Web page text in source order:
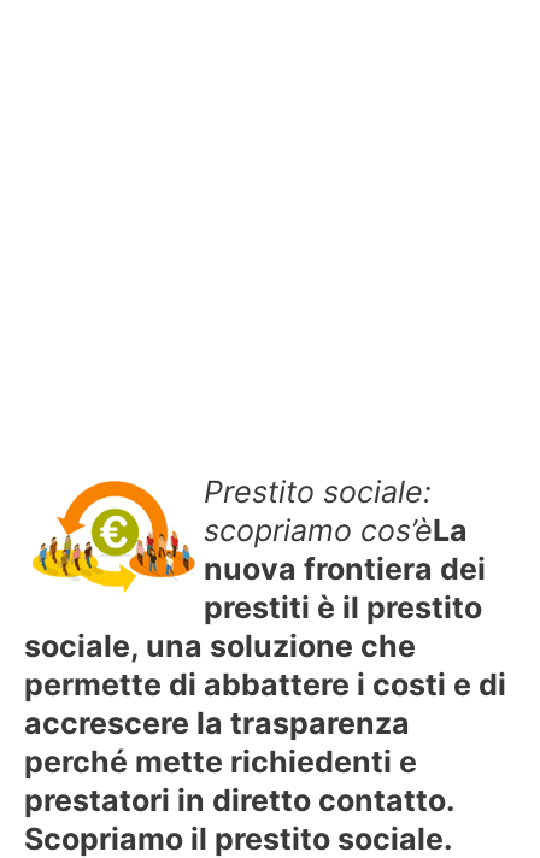
Prestito sociale:
scopriamo cos’èLa
nuova frontiera dei
prestiti è il prestito
sociale, una soluzione che
permette di abbattere i costi e di
accrescere la trasparenza
perché mette richiedenti e
prestatori in diretto contatto.
Scopriamo il prestito sociale.